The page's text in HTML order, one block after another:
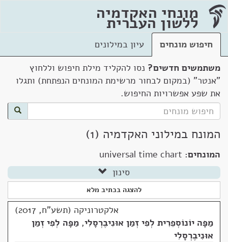
מונחי האקדמיה
ללשון העברית
חיפוש מונחים
עיון במילונים
משתמשים חדשים? נסו להקליד מילת חיפוש וללחוץ
"אנטר" (במקום לבחור מרשימת המונחים הנפתחת) ותגלו
את שפע אפשרויות החיפוש.
המונח במילוני האקדמיה (1)
המונחים: universal time chart
סינון
להצגה בכתיב מלא
אלקטרוניקה (תשע"ח, 2017)
מַפָּה יוֹנוֹסְפֵרִית לְפִי זְמַן אוּנִיבֶרְסָלִי, מַפָּה לְפִי זְמַן
אוּנִיבֶרְסָלִי